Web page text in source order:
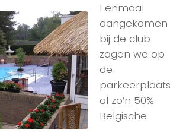
Eenmaal
aangekomen
bij de club
zagen we op
de
parkeerplaats
al zo’n 50%
Belgische